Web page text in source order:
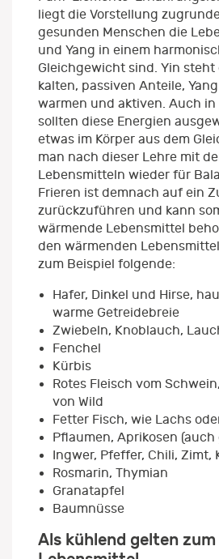
liegt die Vorstellung
gesunden Menschen die
und Yang in einem
Gleichgewicht sind. Yin
kalten, passiven Anteile,
warmen und aktiven. Auch in
sollten diese Energien
etwas im Körper aus dem
man nach dieser Lehre mit
Lebensmitteln wieder für
Frieren ist demnach auf ein
zurückzuführen und kann
wärmende Lebensmittel
den wärmenden
zum Beispiel folgende:
Hafer, Dinkel und Hirse,
warme Getreidebreie
Zwiebeln, Knoblauch,
Fenchel
Kürbis
Rotes Fleisch vom
von Wild
Fetter Fisch, wie Lachs
Pflaumen, Aprikosen
Ingwer, Pfeffer, Chili, Zimt,
Rosmarin, Thymian
Granatapfel
Baumnüsse
Als kühlend gelten zum